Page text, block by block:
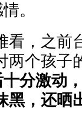
。
看，之前
两个孩子
分激动
黑，还晒